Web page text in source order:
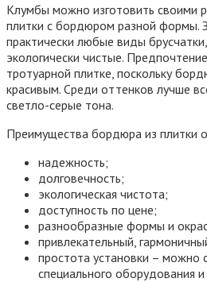
Клумбы можно изготовить своими
плитки с бордюром разной формы.
практически любые виды
экологически чистые.
тротуарной плитке, поскольку
красивым. Среди оттенков лучше
светло-серые тона.
Преимущества бордюра из плитки
надежность;
долговечность;
экологическая чистота;
доступность по цене;
разнообразные формы и
привлекательный,
простота установки – можно
специального оборудования